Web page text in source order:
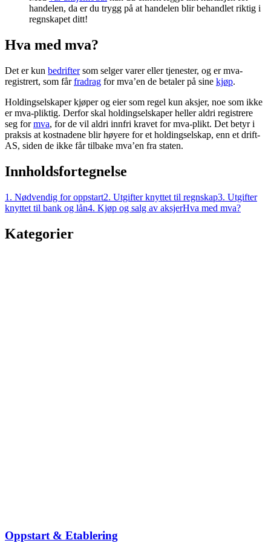
handelen, da er du trygg på at handelen blir behandlet riktig i
regnskapet ditt!
Hva med mva?
Det er kun bedriftersom selger varer eller tjenester, og er mva-
registrert, som fårfradrag for mva’en de betaler på sine kjøp.
Holdingselskaper kjøper og eier som regel kun aksjer, noe som ikke
er mva-pliktig. Derfor skal holdingselskaper heller aldri registrere
seg formva, for de vil aldri innfri kravet for mva-plikt. Det betyr i
praksis at kostnadene blir høyere for et holdingselskap, enn et drift-
AS, siden de ikke får tilbake mva’en fra staten.
Innholdsfortegnelse
1. Nødvendig for oppstart2. Utgifter knyttet til regnskap3. Utgifter
knyttet til bank og lån4. Kjøp og salg av aksjerHva med mva?
Kategorier
Oppstart & Etablering